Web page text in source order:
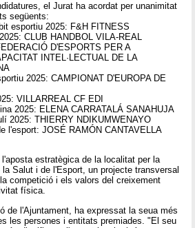
el Jurat ha acordat per unanimitat
següents:
esportiu 2025: F&H FITNESS
CLUB HANDBOL VILA-REAL
D'ESPORTS PER A
INTEL·LECTUAL DE LA
2025: CAMPIONAT D'EUROPA DE
VILLARREAL CF EDI
2025: ELENA CARRATALÁ SANAHUJA
2025: THIERRY NDIKUMWENAYO
l'esport: JOSÉ RAMÓN CANTAVELLA
estratègica de la localitat per la
Salut i de l'Esport, un projecte transversal
competició i els valors del creixement
física.
de l'Ajuntament, ha expressat la seua més
les persones i entitats premiades. "El seu